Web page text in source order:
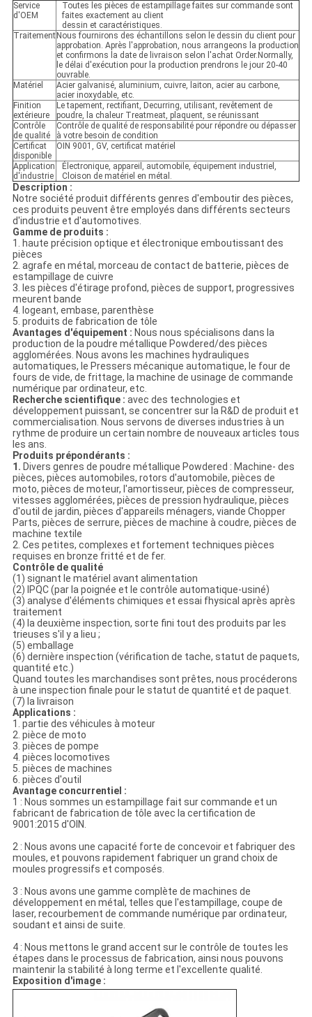
Service
d'OEM
Toutes les pièces de estampillage faites sur commande sont
faites exactement au client
dessin et caractéristiques.
Traitement Nous fournirons des échantillons selon le dessin du client pour
approbation. Après l'approbation, nous arrangeons la production
et confirmons la date de livraison selon l'achat Order.Normally,
le délai d'exécution pour la production prendrons le jour 20-40
ouvrable.
Matériel
Acier galvanisé, aluminium, cuivre, laiton, acier au carbone,
acier inoxydable, etc.
Finition
extérieure
Le tapement, rectifiant, Decurring, utilisant, revêtement de
poudre, la chaleur Treatmeat, plaquent, se réunissant
Contrôle
de qualité
Contrôle de qualité de responsabilité pour répondre ou dépasser
à votre besoin de condition
Certificat
disponible
OIN 9001, GV, certificat matériel
Application
d'industrie
Électronique, appareil, automobile, équipement industriel,
Cloison de matériel en métal.
Description :
Notre société produit différents genres d'emboutir des pièces,
ces produits peuvent être employés dans différents secteurs
d'industrie et d'automotives.
Gamme de produits :
1. haute précision optique et électronique emboutissant des
pièces
2. agrafe en métal, morceau de contact de batterie, pièces de
estampillage de cuivre
3. les pièces d'étirage profond, pièces de support, progressives
meurent bande
4. logeant, embase, parenthèse
5. produits de fabrication de tôle
Avantages d'équipement : Nous nous spécialisons dans la
production de la poudre métallique Powdered/des pièces
agglomérées. Nous avons les machines hydrauliques
automatiques, le Pressers mécanique automatique, le four de
fours de vide, de frittage, la machine de usinage de commande
numérique par ordinateur, etc.
Recherche scientifique : avec des technologies et
développement puissant, se concentrer sur la R&D de produit et
commercialisation. Nous servons de diverses industries à un
rythme de produire un certain nombre de nouveaux articles tous
les ans.
Produits prépondérants :
1. Divers genres de poudre métallique Powdered : Machine- des
pièces, pièces automobiles, rotors d'automobile, pièces de
moto, pièces de moteur, l'amortisseur, pièces de compresseur,
vitesses agglomérées, pièces de pression hydraulique, pièces
d'outil de jardin, pièces d'appareils ménagers, viande Chopper
Parts, pièces de serrure, pièces de machine à coudre, pièces de
machine textile
2. Ces petites, complexes et fortement techniques pièces
requises en bronze fritté et de fer.
Contrôle de qualité
(1) signant le matériel avant alimentation
(2) IPQC (par la poignée et le contrôle automatique-usiné)
(3) analyse d'éléments chimiques et essai fhysical après après
traitement
(4) la deuxième inspection, sorte fini tout des produits par les
trieuses s'il y a lieu ;
(5) emballage
(6) dernière inspection (vérification de tache, statut de paquets,
quantité etc.)
Quand toutes les marchandises sont prêtes, nous procéderons
à une inspection finale pour le statut de quantité et de paquet.
(7) la livraison
Applications :
1. partie des véhicules à moteur
2. pièce de moto
3. pièces de pompe
4. pièces locomotives
5. pièces de machines
6. pièces d'outil
Avantage concurrentiel :
1 : Nous sommes un estampillage fait sur commande et un
fabricant de fabrication de tôle avec la certification de
9001:2015 d'OIN.
2 : Nous avons une capacité forte de concevoir et fabriquer des
moules, et pouvons rapidement fabriquer un grand choix de
moules progressifs et composés.
3 : Nous avons une gamme complète de machines de
développement en métal, telles que l'estampillage, coupe de
laser, recourbement de commande numérique par ordinateur,
soudant et ainsi de suite.
4 : Nous mettons le grand accent sur le contrôle de toutes les
étapes dans le processus de fabrication, ainsi nous pouvons
maintenir la stabilité à long terme et l'excellente qualité.
Exposition d'image :